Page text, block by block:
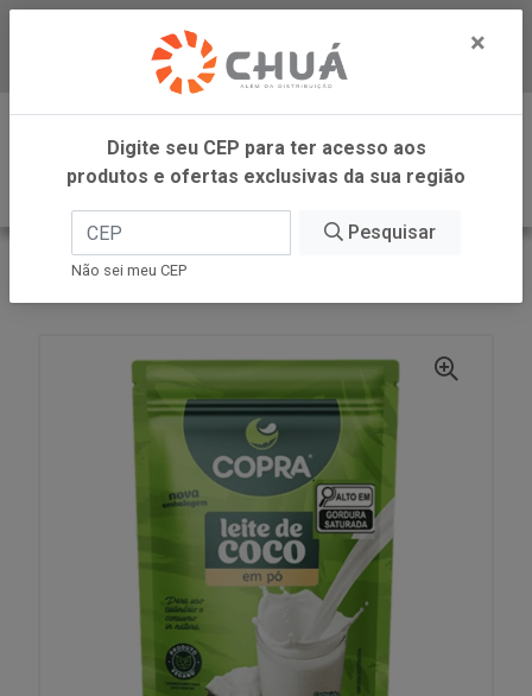
Baixe já nosso APP
0
INÍCIO
COPRA ALIMENTOS
×
Digite seu CEP para ter acesso aos
produtos e ofertas exclusivas da sua região
Pesquisar
Não sei meu CEP